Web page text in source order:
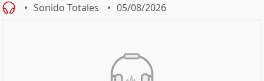
Sonido Totales 05/08/2026